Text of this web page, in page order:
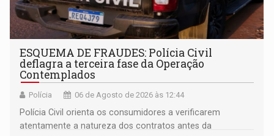
ESQUEMA DE FRAUDES: Polícia Civil
deflagra a terceira fase da Operação
Contemplados
Polícia 06 de Agosto de 2026 às 12:44
Polícia Civil orienta os consumidores a verificarem
atentamente a natureza dos contratos antes da